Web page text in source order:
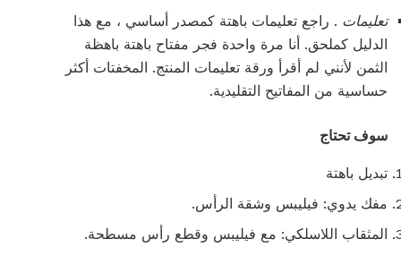
تعليمات . راجع تعليمات باهتة كمصدر أساسي ، مع هذا
الدليل كملحق. أنا مرة واحدة فجر مفتاح باهتة باهظة
الثمن لأنني لم أقرأ ورقة تعليمات المنتج. المخفتات أكثر
حساسية من المفاتيح التقليدية.
سوف تحتاج
تبديل باهتة
مفك يدوي: فيليبس وشقة الرأس.
المثقاب اللاسلكي: مع فيليبس وقطع رأس مسطحة.